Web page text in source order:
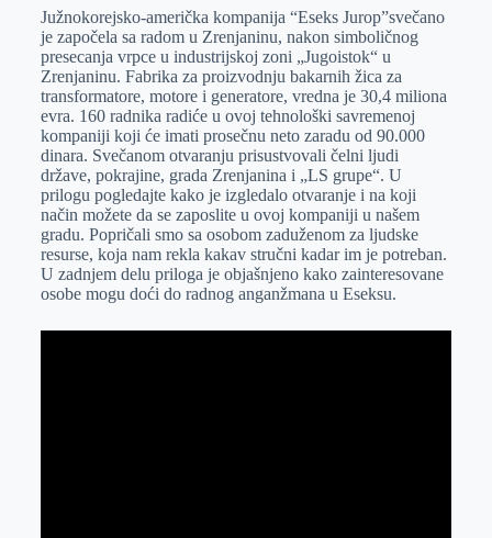
e
b
o
o
k
s
e
n
g
e
r
k
e
d
I
n
e
r
t
s
A
p
p
i
l
Južnokorejsko-američka kompanija “Eseks Jurop”svečano
je započela sa radom u Zrenjaninu, nakon simboličnog
presecanja vrpce u industrijskoj zoni „Jugoistok“ u
Zrenjaninu. Fabrika za proizvodnju bakarnih žica za
transformatore, motore i generatore, vredna je30,4 miliona
evra. 160 radnika radiće u ovoj tehnološki savremenoj
kompaniji koji će imati prosečnu neto zaradu od 90.000
dinara. Svečanom otvaranju prisustvovali čelni ljudi
države, pokrajine, grada Zrenjanina i „LS grupe“. U
prilogu pogledajte kako je izgledalo otvaranje i na koji
način možete da se zaposlite u ovoj kompaniji u našem
gradu. Popričali smo sa osobom zaduženom za ljudske
resurse, koja nam rekla kakav stručni kadar im je potreban.
U zadnjem delu priloga je objašnjeno kako zainteresovane
osobe mogu doći do radnog anganžmana u Eseksu.